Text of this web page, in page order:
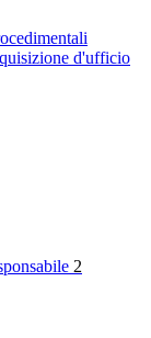
d'ufficio
2